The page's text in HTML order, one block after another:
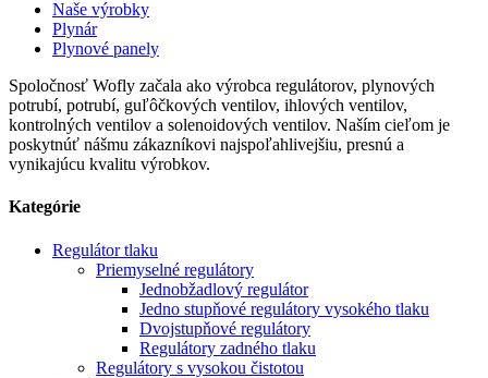
Naše výrobky
Plynár
Plynové panely
Spoločnosť Wofly začala ako výrobca regulátorov, plynových
potrubí, potrubí, guľôčkových ventilov, ihlových ventilov,
kontrolných ventilov a solenoidových ventilov. Naším cieľom je
poskytnúť nášmu zákazníkovi najspoľahlivejšiu, presnú a
vynikajúcu kvalitu výrobkov.
Kategórie
Regulátor tlaku
Priemyselné regulátory
Jednobžadlový regulátor
Jedno stupňové regulátory vysokého tlaku
Dvojstupňové regulátory
Regulátory zadného tlaku
Regulátory s vysokou čistotou